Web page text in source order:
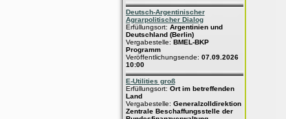
Deutsch-Argentinischer
Agrarpolitischer Dialog
Erfüllungsort: Argentinien und
Deutschland (Berlin)
Vergabestelle: BMEL-BKP
Programm
Veröffentlichungsende: 07.09.2026
10:00
E-Utilities groß
Erfüllungsort: Ort im betreffenden
Land
Vergabestelle: Generalzolldirektion
Zentrale Beschaffungsstelle der